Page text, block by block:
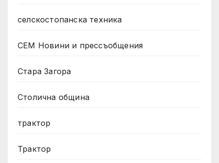
селскостопанска техника
СЕМ Новини и прессъобщения
Стара Загора
Столична община
трактор
Трактор